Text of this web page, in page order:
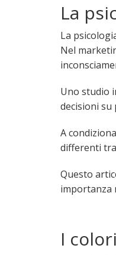
La
La
Nel
Uno studio
decisioni
A
differenti
Questo
importanza
I